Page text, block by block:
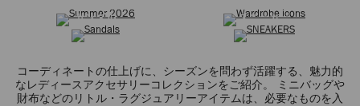
サンダル
スニーカー
コーディネートの仕上げに、シーズンを問わず活躍する、魅力的
なレディースアクセサリーコレクションをご紹介。 ミニバッグや
財布などのリトル・ラグジュアリーアイテムは、必要なものを入